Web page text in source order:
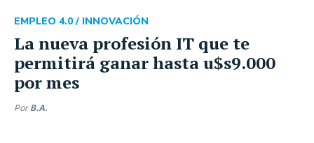
La nueva profesión IT que te
permitirá ganar hasta u$s9.000
por mes
EMPLEO 4.0 / INNOVACIÓN
Por B.A.